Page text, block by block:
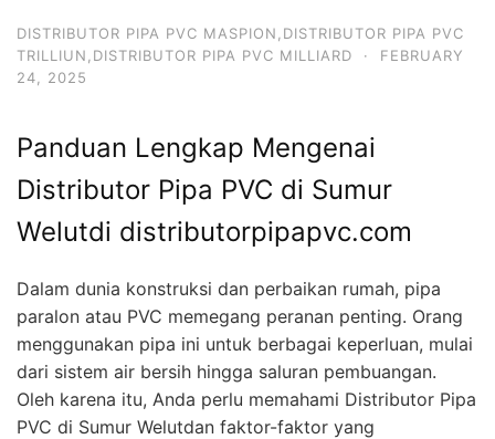
DISTRIBUTOR PIPA PVC MASPION,DISTRIBUTOR PIPA PVC
TRILLIUN,DISTRIBUTOR PIPA PVC MILLIARD
·
FEBRUARY
24, 2025
Panduan Lengkap Mengenai
Distributor Pipa PVC di Sumur
Welutdi distributorpipapvc.com
Dalam dunia konstruksi dan perbaikan rumah, pipa
paralon atau PVC memegang peranan penting. Orang
menggunakan pipa ini untuk berbagai keperluan, mulai
dari sistem air bersih hingga saluran pembuangan.
Oleh karena itu, Anda perlu memahami Distributor Pipa
PVC di Sumur Welutdan faktor-faktor yang